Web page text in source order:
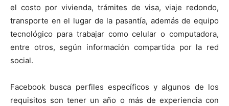
el costo por vivienda, trámites de visa, viaje redondo,
transporte en el lugar de la pasantía, además de equipo
tecnológico para trabajar como celular o computadora,
entre otros, según información compartida por la red
social.
Facebook busca perfiles específicos y algunos de los
requisitos son tener un año o más de experiencia con